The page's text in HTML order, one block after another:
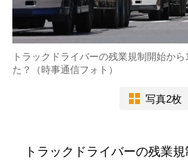
トラックドライバーの残業規制開始か
た？（時事通信フォト）
写真2枚
トラックドライバーの残業規